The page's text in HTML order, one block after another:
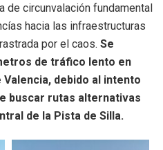
de circunvalación fundamental
hacia las infraestructuras
por el caos. Se
de tráfico lento en
debido al intento
buscar rutas alternativas
de la Pista de Silla.